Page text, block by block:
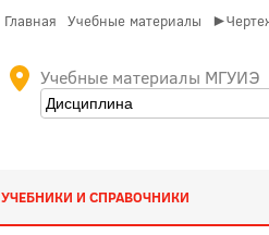
Главная Учебные материалы
Учебные материалы МГУИЭ
УЧЕБНИКИ И СПРАВОЧНИКИ